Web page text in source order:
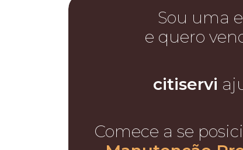
Sou uma
e quero
citiservi
Comece a se